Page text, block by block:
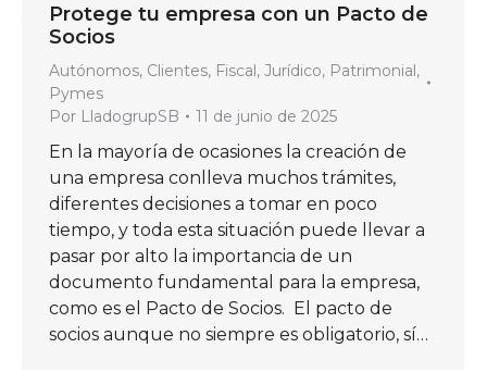
Protege tu empresa con un Pacto de
Socios
Autónomos, Clientes, Fiscal, Jurídico, Patrimonial,
Pymes
Por LladogrupSB 11 de junio de 2025
En la mayoría de ocasiones la creación de
una empresa conlleva muchos trámites,
diferentes decisiones a tomar en poco
tiempo, y toda esta situación puede llevar a
pasar por alto la importancia de un
documento fundamental para la empresa,
como es el Pacto de Socios. El pacto de
socios aunque no siempre es obligatorio, sí…